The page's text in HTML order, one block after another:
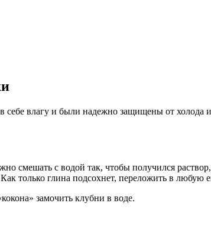
влагу и были надежно защищены от холода
смешать с водой так, чтобы получился
только глина подсохнет, переложить в любую
замочить клубни в воде.